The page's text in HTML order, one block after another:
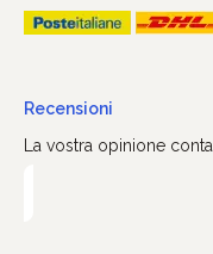
Recensioni
La vostra opinione conta